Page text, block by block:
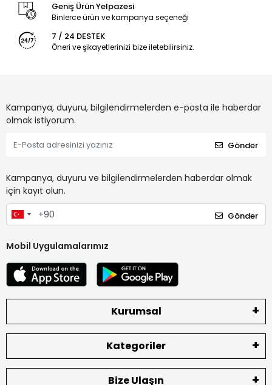
Geniş Ürün Yelpazesi
Binlerce ürün ve kampanya seçeneği
7 / 24 DESTEK
Öneri ve şikayetlerinizi bize iletebilirsiniz.
Kampanya, duyuru, bilgilendirmelerden e-posta ile haberdar
olmak istiyorum.
Gönder
Kampanya, duyuru ve bilgilendirmelerden haberdar olmak
için kayıt olun.
Gönder
Mobil Uygulamalarımız
Kurumsal
Kategoriler
Bize Ulaşın